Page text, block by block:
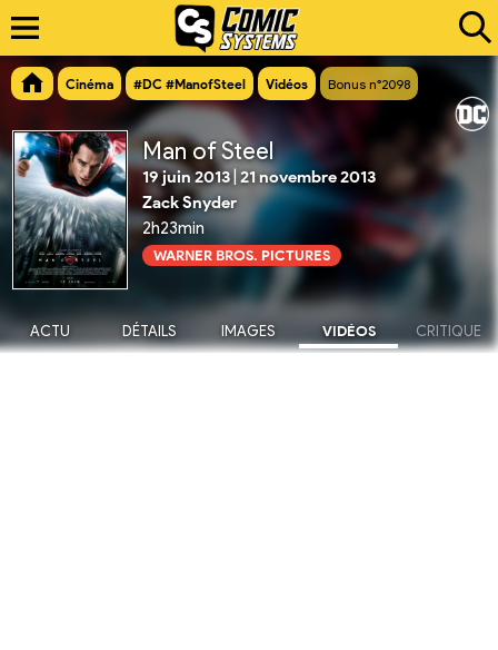
Cinéma #DC #ManofSteel Vidéos Bonus n°2098
Man of Steel
19 juin 2013| 21 novembre 2013
Zack Snyder
2h23min
WARNER BROS. PICTURES
ACTU DÉTAILS IMAGES VIDÉOS CRITIQUE